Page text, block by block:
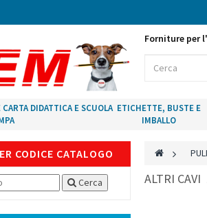
Forniture per
CARTA DIDATTICA E SCUOLA ETICHETTE, BUSTE E
IMBALLO
CODICE CATALOGO
Cerca
>
ALTRI CAVI